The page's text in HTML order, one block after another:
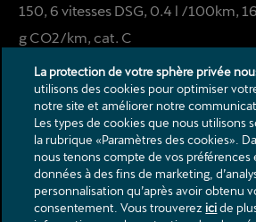
150, 6 vitesses DSG, 0.4 l /100km,
g CO2/km, cat. C
Contact
Catalogues & listes de
La protection de votre sphère privée
utilisons des cookies pour optimiser
notre site et améliorer notre
Les types de cookies que nous utilisons
la rubrique «Paramètres des cookies».
nous tenons compte de vos préférences
données à des fins de marketing,
personnalisation qu’après avoir obtenu
consentement. Vous trouverezicide